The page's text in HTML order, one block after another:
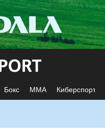
Бокс ММА Киберспорт